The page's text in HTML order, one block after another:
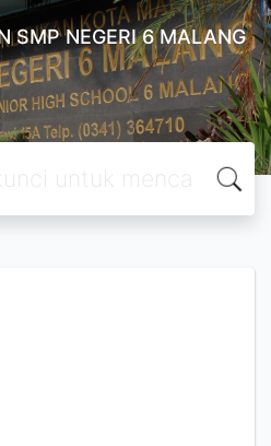
SMP NEGERI 6 MALANG